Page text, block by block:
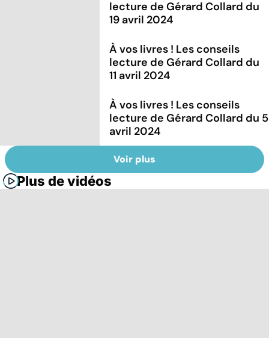
lecture de Gérard Collard du
19 avril 2024
À vos livres ! Les conseils
lecture de Gérard Collard du
11 avril 2024
À vos livres ! Les conseils
lecture de Gérard Collard du 5
avril 2024
Voir plus
Plus de vidéos